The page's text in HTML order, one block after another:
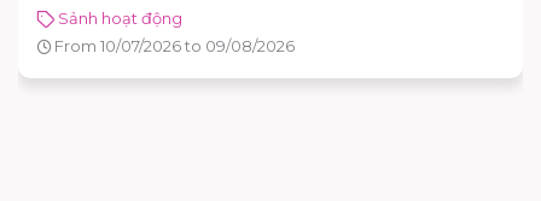
Sảnh hoạt động
From 10/07/2026 to 09/08/2026